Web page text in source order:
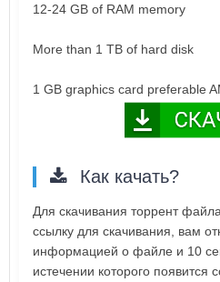
12-24 GB of RAM memory
More than 1 TB of hard disk
1 GB graphics card preferable
Как качать?
Для скачивания торрент
ссылку для скачивания, вам
информацией о файле и 10
истечении которого появится